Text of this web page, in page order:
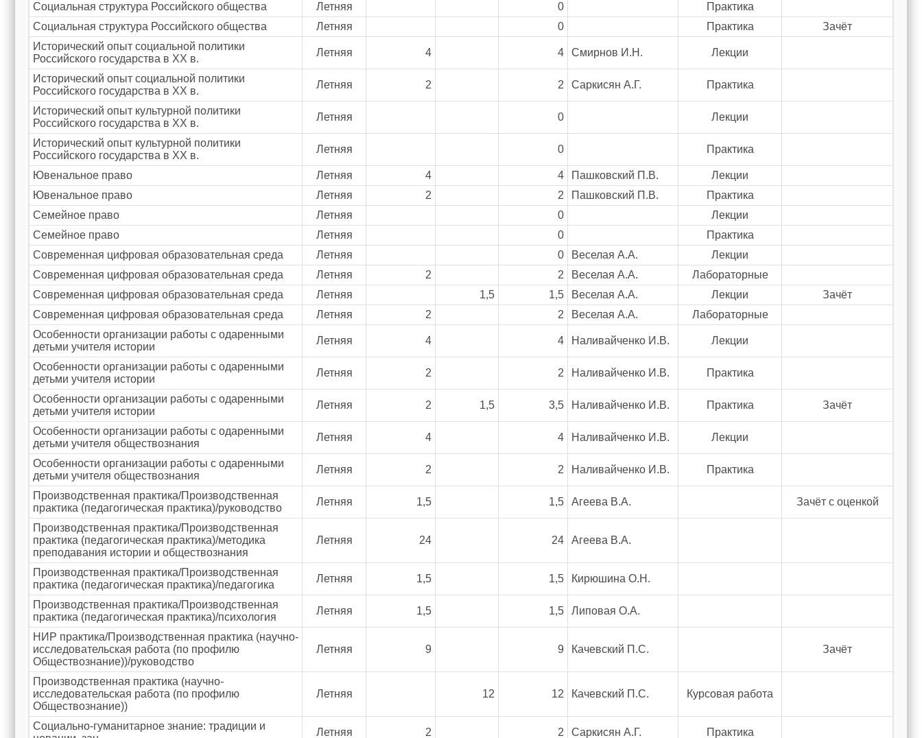
Социальная структура Российского общества
Летняя 0
Практика
Социальная структура Российского общества
Летняя 0 Практика
Зачёт
Исторический опыт социальной политики
Российского государства в XX в.
Летняя 4 4 Смирнов И.Н. Лекции
Исторический опыт социальной политики
Российского государства в XX в.
Летняя 2 2 Саркисян А.Г. Практика
Исторический опыт культурной политики
Российского государства в XX в.
Летняя 0 Лекции
Исторический опыт культурной политики
Российского государства в XX в.
Летняя 0 Практика
Ювенальное право Летняя 4 4 Пашковский П.В.
Лекции
Ювенальное право
Летняя 2 2 Пашковский П.В.
Практика
Семейное право
Летняя 0
Лекции
Семейное право
Летняя 0
Практика
Современная цифровая образовательная среда
Летняя 0 Веселая А.А.
Лекции
Современная цифровая образовательная среда
Летняя 2 2 Веселая А.А.
Лабораторные
Современная цифровая образовательная среда
Летняя 1,5 1,5 Веселая А.А. Лекции
Зачёт
Современная цифровая образовательная среда
Летняя 2 2 Веселая А.А.
Лабораторные
Особенности организации работы с одаренными
детьми учителя истории
Летняя 4 4 Наливайченко И.В. Лекции
Особенности организации работы с одаренными
детьми учителя истории
Летняя 2 2 Наливайченко И.В. Практика
Особенности организации работы с одаренными
детьми учителя истории
Летняя 2 1,5 3,5 Наливайченко И.В. Практика Зачёт
Особенности организации работы с одаренными
детьми учителя обществознания
Летняя 4 4 Наливайченко И.В. Лекции
Особенности организации работы с одаренными
детьми учителя обществознания
Летняя 2 2 Наливайченко И.В. Практика
Производственная практика/Производственная
практика (педагогическая практика)/руководство
Летняя 1,5 1,5 Агеева В.А. Зачёт с оценкой
Производственная практика/Производственная
практика (педагогическая практика)/методика
преподавания истории и обществознания
Летняя 24 24 Агеева В.А.
Производственная практика/Производственная
практика (педагогическая практика)/педагогика
Летняя 1,5 1,5 Кирюшина О.Н.
Производственная практика/Производственная
практика (педагогическая практика)/психология
Летняя 1,5 1,5 Липовая О.А.
НИР практика/Производственная практика (научно-
исследовательская работа (по профилю
Обществознание))/руководство
Летняя 9 9 Качевский П.С. Зачёт
Производственная практика (научно-
исследовательская работа (по профилю
Обществознание))
Летняя 12 12 Качевский П.С. Курсовая работа
Социально-гуманитарное знание: традиции и
Летняя 2 2 Саркисян А.Г. Практика